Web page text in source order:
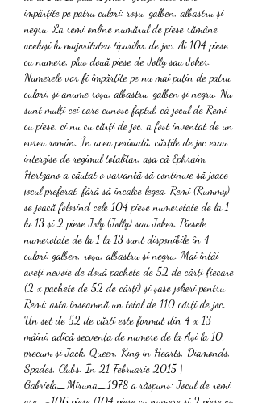
împărțite pe patru culori: roșu, galben, albastru și
negru. La remi online numărul de piese rămâne
același la majoritatea tipurilor de joc. Ai 104 piese
cu numere, plus două piese de Jolly sau Joker.
Numerele vor fi împărțite pe nu mai puțin de patru
culori, și anume roșu, albastru, galben și negru. Nu
sunt mulți cei care cunosc faptul, că jocul de Remi
cu piese, ci nu cu cărți de joc, a fost inventat de un
evreu român. În acea perioadă, cărțile de joc erau
interzise de regimul totalitar, așa că Ephraim
Hertzano a căutat o variantă să continuie să joace
jocul preferat, fără să încalce legea. Remi (Rummy)
se joacă folosind cele 104 piese numerotate de la 1
la 13 și 2 piese Joly (Jolly) sau Joker. Piesele
numerotate de la 1 la 13 sunt disponibile în 4
culori: galben, roșu, albastru și negru. Mai întâi
aveți nevoie de două pachete de 52 de cărți fiecare
(2 x pachete de 52 de cărți) și șase jokeri pentru
Remi: asta înseamnă un total de 110 cărți de joc.
Un set de 52 de cărți este format din 4 x 13
mâini, adică secvența de numere de la Ași la 10,
precum și Jack, Queen, King in Hearts, Diamonds,
Spades, Clubs. În 21 Februarie 2015 |
Gabriela_Miruna_1978 a răspuns: Jocul de remi